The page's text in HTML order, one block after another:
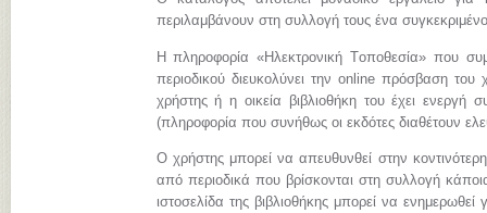
περιλαμβάνουν στη συλλογή τους ένα
Η πληροφορία «Hλεκτρονική Tοποθεσία» που
περιοδικού διευκολύνει την online πρόσβαση
χρήστης ή η οικεία βιβλιοθήκη του έχει
(πληροφορία που συνήθως οι εκδότες διαθέτουν
Ο χρήστης μπορεί να απευθυνθεί στην
από περιοδικά που βρίσκονται στη συλλογή
ιστοσελίδα της βιβλιοθήκης μπορεί να